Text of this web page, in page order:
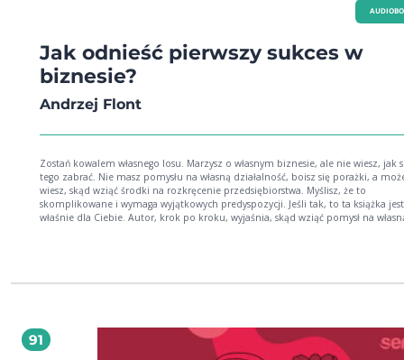
Jak odnieść pierwszy sukces w
biznesie?
Andrzej Flont
Zostań kowalem własnego losu. Marzysz o własnym biznesie, ale nie wiesz, jak
tego zabrać. Nie masz pomysłu na własną działalność, boisz się porażki, a
wiesz, skąd wziąć środki na rozkręcenie przedsiębiorstwa. Myślisz, że to
skomplikowane i wymaga wyjątkowych predyspozycji. Jeśli tak, to ta książka jest
właśnie dla Ciebie. Autor, krok po kroku, wyjaśnia, skąd wziąć pomysł na
my decydujemy, czy będziemy wiedli szczęśliwe i dostanie życie, czy
nastawienie do rzeczywistości zaprowadzi nas tam, gdzie poczujemy się
Andrzej Flont autor poradnika Jak odnieść pierwszy sukces w biznesie? po raz
pierwszy wydanego w 2017 roku.
91